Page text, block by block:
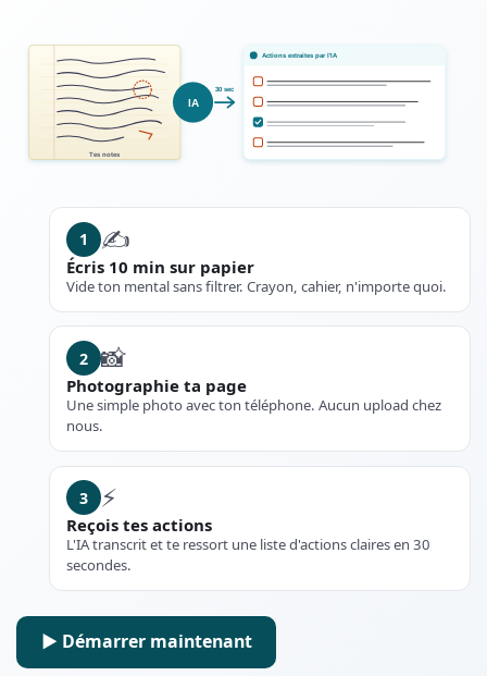
Tes notes
IA
30 sec
Actions extraites par l'IA
1 ✍️
Écris 10 min sur papier
Vide ton mental sans filtrer. Crayon, cahier, n'importe quoi.
2 📸
Photographie ta page
Une simple photo avec ton téléphone. Aucun upload chez
nous.
3 ⚡
Reçois tes actions
L'IA transcrit et te ressort une liste d'actions claires en 30
secondes.
▶ Démarrer maintenant